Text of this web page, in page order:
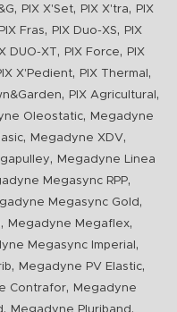
, PIX X'Set, PIX X'tra,
PIX
PIX Fras, PIX Duo-XS,
PIX
DUO-XT, PIX Force,
PIX
X'Pedient, PIX Thermal ,
, PIX Agricultural ,
Oleostatic,
Megadyne
, Megadyne XDV,
,
Megadyne Linea
Megasync RPP,
Megasync Gold ,
, Megadyne Megaflex,
Megasync Imperial ,
, Megadyne PV Elastic,
Contrafor,
Megadyne
, ,